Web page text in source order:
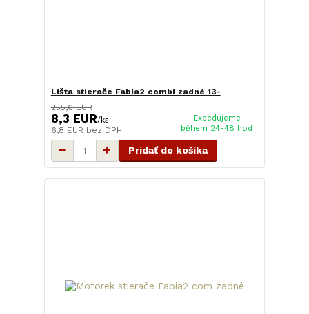
Lišta stierače Fabia2 combi zadné 13-
255,6 EUR
8,3 EUR/ks
6,8 EUR bez DPH
Expedujeme
během 24-48 hod
Pridať do košíka